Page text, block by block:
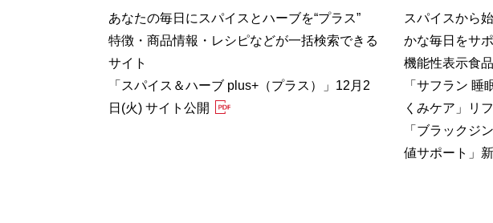
あなたの毎日にスパイスとハーブを“プラス”
特徴・商品情報・レシピなどが一括検索できる
サイト
「スパイス＆ハーブ plus+（プラス）」12月2
日(火) サイト公開
スパイスから
かな毎日をサ
機能性表示食
「サフラン 睡
くみケア」リ
「ブラックジ
値サポート」